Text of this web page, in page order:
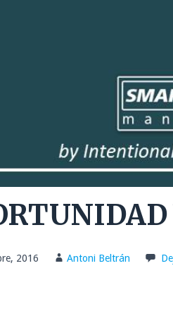
2016 Antoni Beltrán